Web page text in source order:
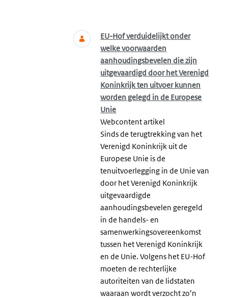
EU-Hof verduidelijkt onder
welke voorwaarden
aanhoudingsbevelen die zijn
uitgevaardigd door het Verenigd
Koninkrijk ten uitvoer kunnen
worden gelegd in de Europese
Unie
Webcontent artikel
Sinds de terugtrekking van het
Verenigd Koninkrijk uit de
Europese Unie is de
tenuitvoerlegging in de Unie van
door het Verenigd Koninkrijk
uitgevaardigde
aanhoudingsbevelen geregeld
in de handels- en
samenwerkingsovereenkomst
tussen het Verenigd Koninkrijk
en de Unie. Volgens het EU-Hof
moeten de rechterlijke
autoriteiten van de lidstaten
waaraan wordt verzocht zo’n